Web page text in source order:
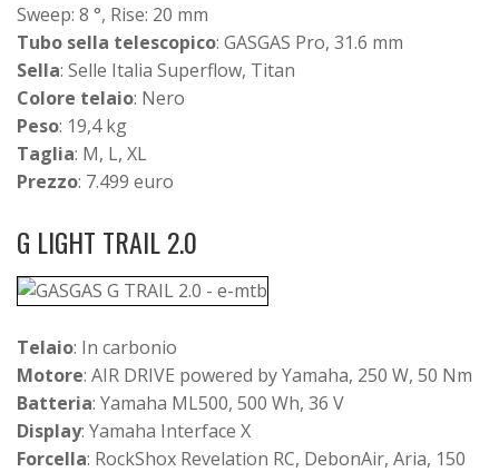
Sweep: 8 °, Rise: 20 mm
Tubo sella telescopico: GASGAS Pro, 31.6 mm
Sella: Selle Italia Superflow, Titan
Colore telaio: Nero
Peso: 19,4 kg
Taglia: M, L, XL
Prezzo: 7.499 euro
G LIGHT TRAIL 2.0
Telaio: In carbonio
Motore: AIR DRIVE powered by Yamaha, 250 W, 50 Nm
Batteria: Yamaha ML500, 500 Wh, 36 V
Display: Yamaha Interface X
Forcella: RockShox Revelation RC, DebonAir, Aria, 150